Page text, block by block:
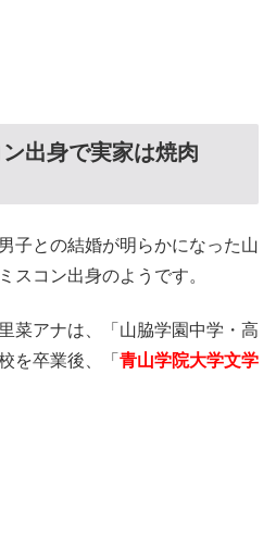
出身で実家は焼肉
子との結婚が明らかになった山
スコン出身のようです。
菜アナは、「山脇学園中学・高
を卒業後、「青山学院大学文学